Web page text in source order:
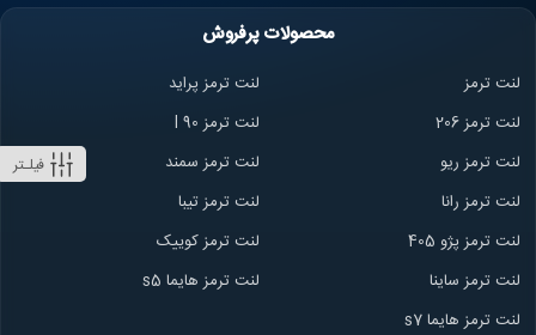
فیلـتر
محصولات پرفروش
لنت ترمز
لنت ترمز پراید
لنت ترمز 206
لنت ترمز l 90
لنت ترمز ریو
لنت ترمز سمند
لنت ترمز رانا
لنت ترمز تیبا
لنت ترمز پژو 405
لنت ترمز کوییک
لنت ترمز ساینا
لنت ترمز هایما s5
لنت ترمز هایما s7